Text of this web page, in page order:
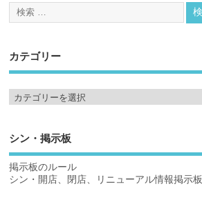
カテゴリー
シン・掲示板
掲示板のルール
シン・開店、閉店、リニューアル情報掲示板